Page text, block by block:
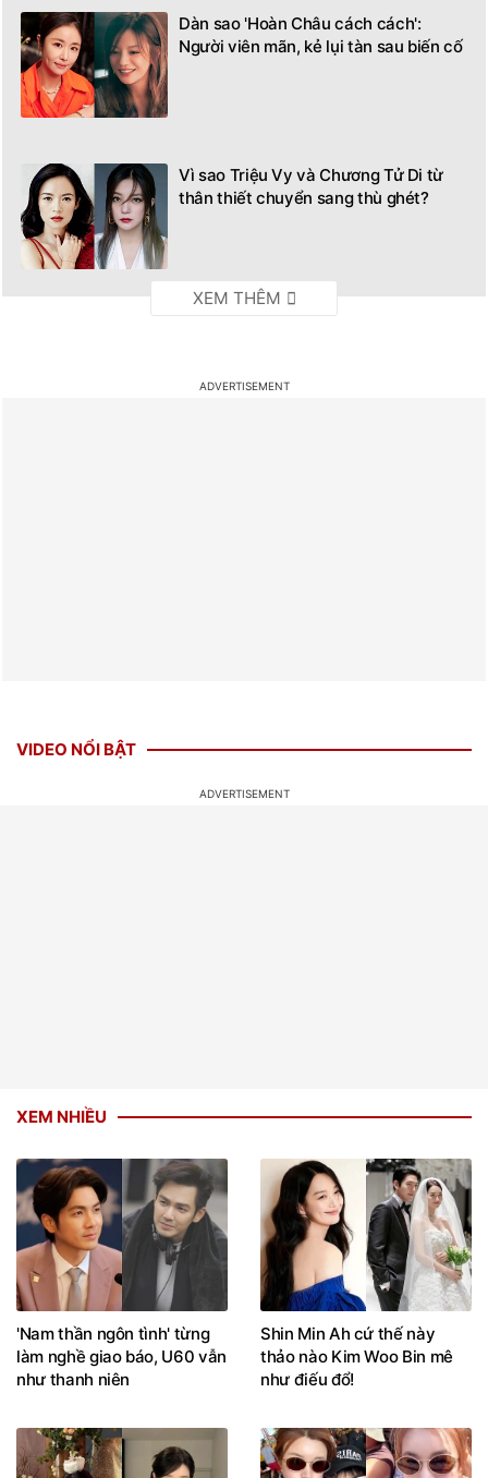
Dàn sao 'Hoàn Châu cách cách':
Người viên mãn, kẻ lụi tàn sau biến cố
Vì sao Triệu Vy và Chương Tử Di từ
thân thiết chuyển sang thù ghét?
VIDEO NỔI BẬT
XEM NHIỀU
'Nam thần ngôn tình' từng
làm nghề giao báo, U60 vẫn
như thanh niên
Shin Min Ah cứ thế này
thảo nào Kim Woo Bin mê
như điếu đổ!